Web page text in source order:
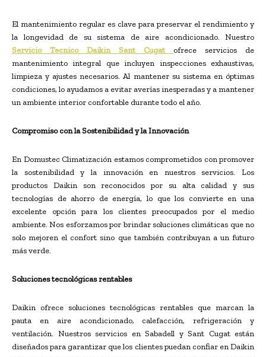
El mantenimiento regular es clave para preservar el rendimiento y
la longevidad de su sistema de aire acondicionado. Nuestro
Servicio Tecnico Daikin Sant Cugat ofrece servicios de
mantenimiento integral que incluyen inspecciones exhaustivas,
limpieza y ajustes necesarios. Al mantener su sistema en óptimas
condiciones, lo ayudamos a evitar averías inesperadas y a mantener
un ambiente interior confortable durante todo el año.
Compromiso con la Sostenibilidad y la Innovación
En Domustec Climatización estamos comprometidos con promover
la sostenibilidad y la innovación en nuestros servicios. Los
productos Daikin son reconocidos por su alta calidad y sus
tecnologías de ahorro de energía, lo que los convierte en una
excelente opción para los clientes preocupados por el medio
ambiente. Nos esforzamos por brindar soluciones climáticas que no
solo mejoren el confort sino que también contribuyan a un futuro
más verde.
Soluciones tecnológicas rentables
Daikin ofrece soluciones tecnológicas rentables que marcan la
pauta en aire acondicionado, calefacción, refrigeración y
ventilación. Nuestros servicios en Sabadell y Sant Cugat están
diseñados para garantizar que los clientes puedan confiar en Daikin